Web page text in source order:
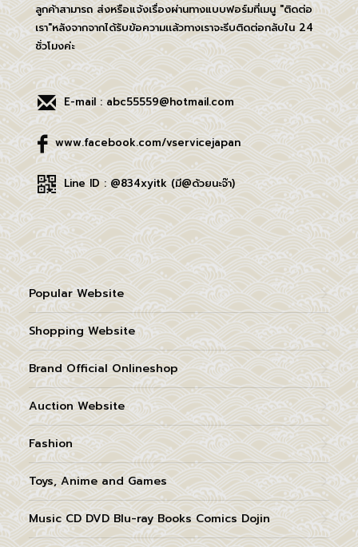
ลูกค้าสามารถ ส่งหรือแจ้งเรื่องผ่านทางแบบฟอร์มที่เมนู "ติดต่อ
เรา"หลังจากจากได้รับข้อความเเล้วทางเราจะรีบติดต่อกลับใน 24
ชั่วโมงค่ะ
E-mail : abc55559@hotmail.com
www.facebook.com/vservicejapan
Line ID : @834xyitk (มี@ด้วยนะจ๊า)
Popular Website
Shopping Website
Brand Official Onlineshop
Auction Website
Fashion
Toys, Anime and Games
Music CD DVD Blu-ray Books Comics Dojin